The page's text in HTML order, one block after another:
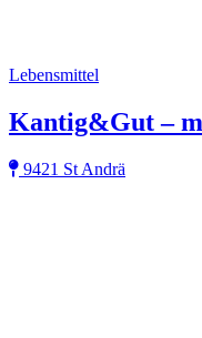
Lebensmittel
Kantig&Gut –
9421 St Andrä